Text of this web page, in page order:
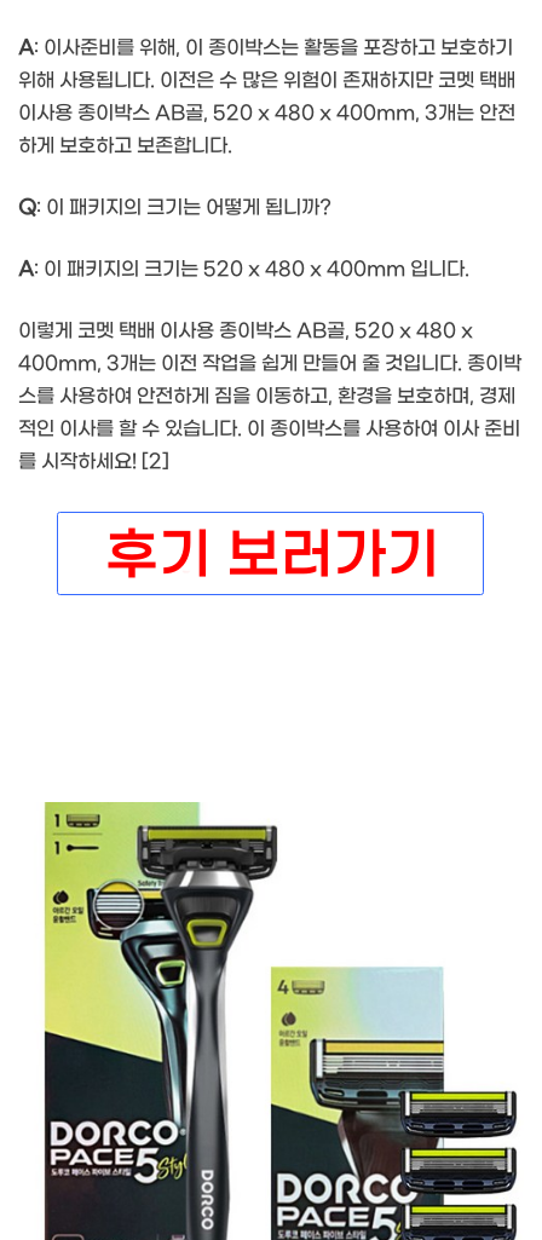
A: 이사준비를 위해, 이 종이박스는 활동을 포장하고 보호하기
위해 사용됩니다. 이전은 수 많은 위험이 존재하지만 코멧 택배
이사용 종이박스 AB골, 520 x 480 x 400mm, 3개는 안전
하게 보호하고 보존합니다.
Q: 이 패키지의 크기는 어떻게 됩니까?
A: 이 패키지의 크기는 520 x 480 x 400mm 입니다.
이렇게 코멧 택배 이사용 종이박스 AB골, 520 x 480 x
400mm, 3개는 이전 작업을 쉽게 만들어 줄 것입니다. 종이박
스를 사용하여 안전하게 짐을 이동하고, 환경을 보호하며, 경제
적인 이사를 할 수 있습니다. 이 종이박스를 사용하여 이사 준비
를 시작하세요! [2]